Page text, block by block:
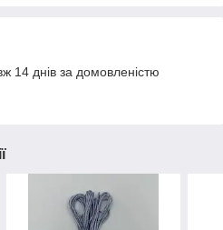
14 днів за домовленістю